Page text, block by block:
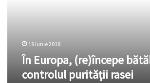
19 iunie 2018
În Europa, (re)începe
controlul purităţii rasei